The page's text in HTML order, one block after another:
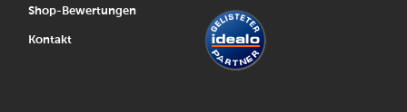
Shop-Bewertungen
Kontakt